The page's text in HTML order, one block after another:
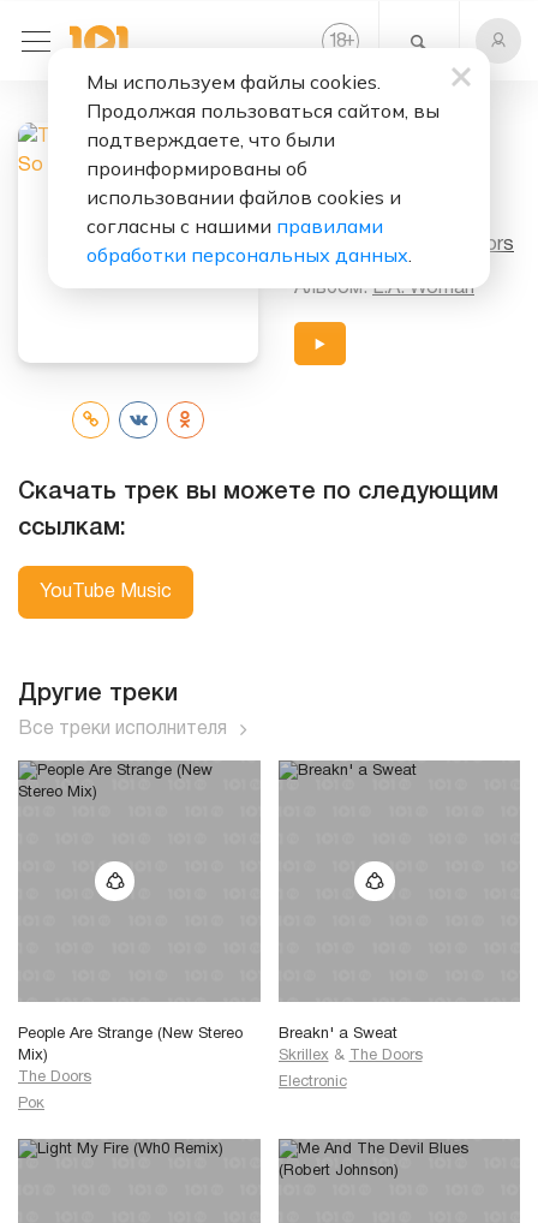
18+
Been Down So
Long
The Doors
Альбом:L.A. Woman
Скачать трек вы можете по следующим
ссылкам:
YouTube Music
Другие треки
Все треки исполнителя
People Are Strange (New Stereo
Mix)
The Doors
Рок
Breakn' a Sweat
Skrillex &
The Doors
Electronic
Мы используем файлы cookies.
Продолжая пользоваться сайтом, вы
подтверждаете, что были
проинформированы об
использовании файлов cookies и
согласны с нашими правилами
обработки персональных данных.